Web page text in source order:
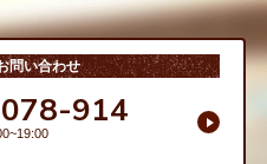
問い合わせ
914